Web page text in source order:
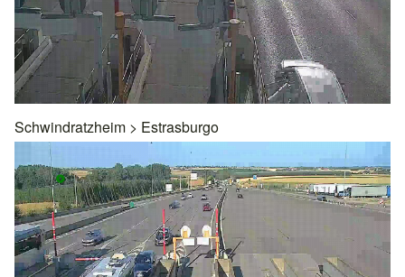
Schwindratzheim > Estrasburgo